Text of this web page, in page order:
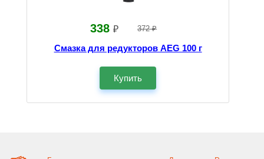
338 ₽ 372 ₽
Смазка для редукторов AEG 100 г
Купить